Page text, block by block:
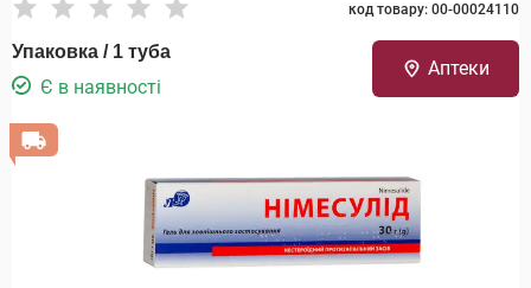
код товару: 00-00024110
Упаковка / 1 туба
Є в наявності
Аптеки